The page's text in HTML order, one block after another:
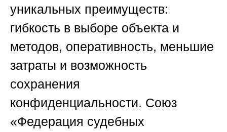
уникальных преимуществ:
гибкость в выборе объекта и
методов, оперативность, меньшие
затраты и возможность
сохранения
конфиденциальности. Союз
«Федерация судебных